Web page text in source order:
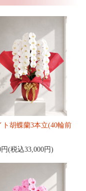
ト胡蝶蘭3本立(40輪前
円(税込33,000円)